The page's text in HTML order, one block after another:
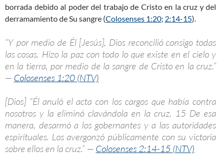
borrada debido al poder del trabajo de Cristo en la cruz y del
derramamiento de Su sangre (Colosenses 1:20; 2:14-15).
“Y por medio de Él [Jesús], Dios reconcilió consigo todas
las cosas. Hizo la paz con todo lo que existe en el cielo y
en la tierra, por medio de la sangre de Cristo en la cruz.”
— Colosenses 1:20 (NTV)
[Dios] “Él anuló el acta con los cargos que había contra
nosotros y la eliminó clavándola en la cruz. 15 De esa
manera, desarmó a los gobernantes y a las autoridades
espirituales. Los avergonzó públicamente con su victoria
sobre ellos en la cruz.” — Colosenses 2:14-15 (NTV)